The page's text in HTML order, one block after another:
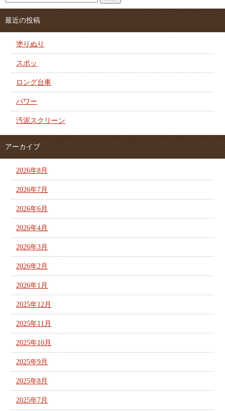
最近の投稿
塗りぬり
スポッ
ロング台車
パワー
汚泥スクリーン
アーカイブ
2026年8月
2026年7月
2026年6月
2026年4月
2026年3月
2026年2月
2026年1月
2025年12月
2025年11月
2025年10月
2025年9月
2025年8月
2025年7月